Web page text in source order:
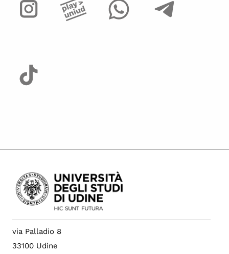
via Palladio 8
33100 Udine